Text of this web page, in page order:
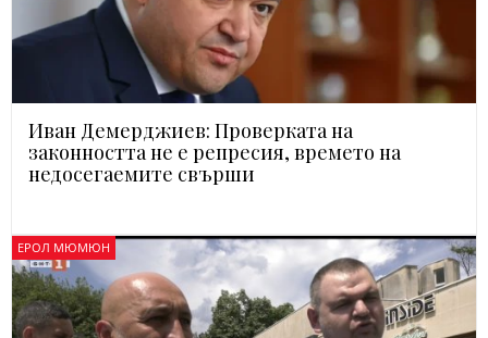
Иван Демерджиев: Проверката на
законността не е репресия, времето на
недосегаемите свърши
ЕРОЛ МЮМЮН